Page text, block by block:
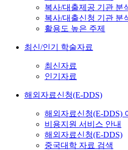
복사/대출제공 기관 분
복사/대출신청 기관 분
활용도 높은 주제
최신/인기 학술자료
최신자료
인기자료
해외자료신청(E-DDS)
해외자료신청(E-DDS)
비용지원 서비스 안내
해외자료신청(E-DDS)
중국대학 자료 검색